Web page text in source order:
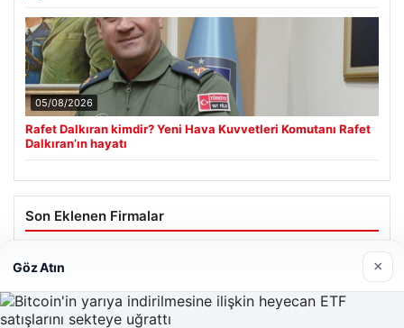
05/08/2026
Rafet Dalkıran kimdir? Yeni Hava Kuvvetleri Komutanı Rafet
Dalkıran’ın hayatı
Son Eklenen Firmalar
Göz Atın ×